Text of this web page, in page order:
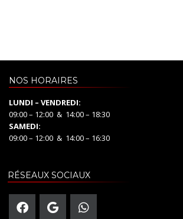
NOS HORAIRES
LUNDI – VENDREDI:
09:00 – 12:00 & 14:00 – 18:30
SAMEDI:
09:00 – 12:00 & 14:00 – 16:30
RÉSEAUX SOCIAUX